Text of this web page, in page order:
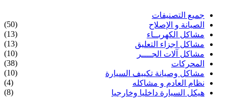
جميع التصنيفات
الصيانة و الإصلاح
(50)
مشاكل الكهربــاء
(13)
مشاكل اجزاء التعليق
(13)
مشاكل آلات الجــــر
(10)
المحركات
(38)
مشاكل وصيانة تكييف السيارة
(10)
نظام العادم و مشاكله
(4)
هيكل السيارة داخليا وخارجيا
(8)